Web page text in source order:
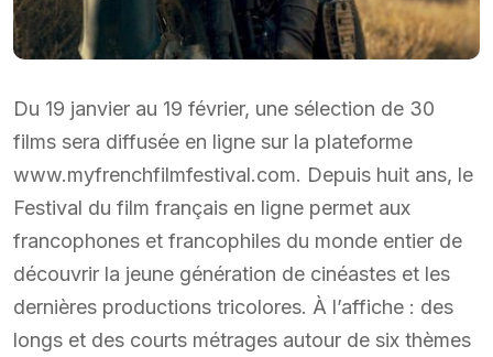
Du 19 janvier au 19 février, une sélection de 30
films sera diffusée en ligne sur la plateforme
www.myfrenchfilmfestival.com. Depuis huit ans, le
Festival du film français en ligne permet aux
francophones et francophiles du monde entier de
découvrir la jeune génération de cinéastes et les
dernières productions tricolores. À l’affiche : des
longs et des courts métrages autour de six thèmes